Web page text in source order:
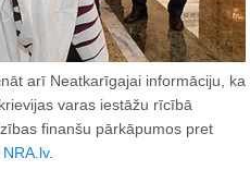
arī Neatkarīgajai informāciju, ka
varas iestāžu rīcībā
finanšu pārkāpumos pret
NRA.lv.